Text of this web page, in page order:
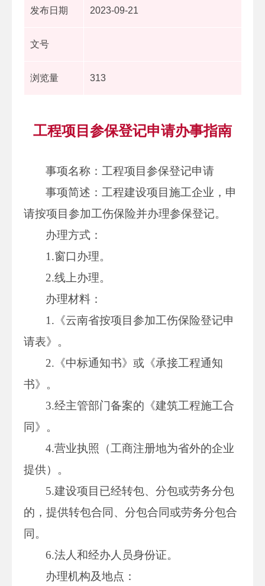
发布日期 2023-09-21
文号
浏览量 313
工程项目参保登记申请办事指南
事项名称：工程项目参保登记申请
事项简述：工程建设项目施工企业，申
请按项目参加工伤保险并办理参保登记。
办理方式：
1.窗口办理。
2.线上办理。
办理材料：
1.《云南省按项目参加工伤保险登记申
请表》。
2.《中标通知书》或《承接工程通知
书》。
3.经主管部门备案的《建筑工程施工合
同》。
4.营业执照（工商注册地为省外的企业
提供）。
5.建设项目已经转包、分包或劳务分包
的，提供转包合同、分包合同或劳务分包合
同。
6.法人和经办人员身份证。
办理机构及地点：